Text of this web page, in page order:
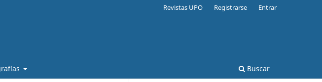
Buscar
Revistas UPO Registrarse Entrar